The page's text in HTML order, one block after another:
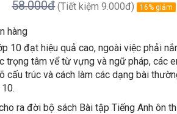
58.000đ (Tiết kiệm 9.000đ) 16% giảm
hàng
10 đạt hiệu quả cao, ngoài việc phải
trọng tâm vể từ vựng và ngữ pháp, các
cấu trúc và cách làm các dạng bài
ra đời bộ sách Bài tập Tiếng Anh ôn